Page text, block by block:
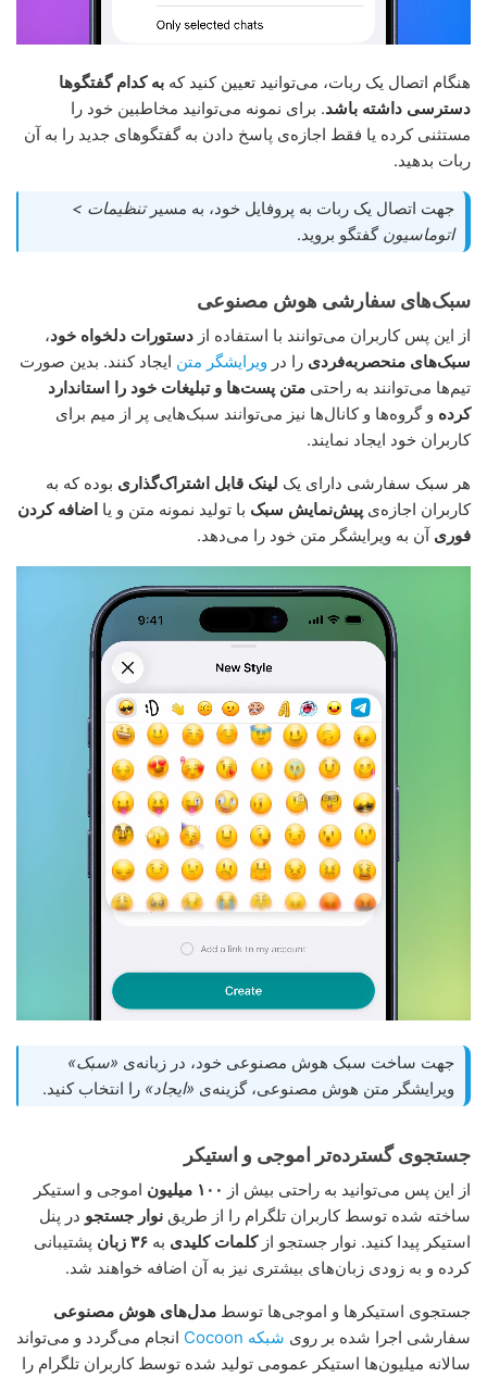
هنگام اتصال یک ربات، می‌توانید تعیین کنید که به کدام گفتگوها
دسترسی داشته باشد. برای نمونه می‌توانید مخاطبین خود را
مستثنی کرده یا فقط اجازه‌ی پاسخ دادن به گفتگوهای جدید را به آن
ربات بدهید.
جهت اتصال یک ربات به پروفایل خود، به مسیرتنظیمات >
اتوماسیون گفتگو بروید.
سبک‌های سفارشی هوش مصنوعی
از این پس کاربران می‌توانند با استفاده از دستورات دلخواه خود،
سبک‌های منحصربه‌فردی را در ویرایشگر متن ایجاد کنند. بدین صورت
تیم‌ها می‌توانند به راحتی متن پست‌ها و تبلیغات خود را استاندارد
کرده و گروه‌ها و کانال‌ها نیز می‌توانند سبک‌هایی پر از میم برای
کاربران خود ایجاد نمایند.
هر سبک سفارشی دارای یک لینک قابل اشتراک‌گذاری بوده که به
کاربران اجازه‌ی پیش‌نمایش سبک با تولید نمونه متن و یا اضافه کردن
فوری آن به ویرایشگر متن خود را می‌دهد.
جهت ساخت سبک هوش مصنوعی خود، در زبانه‌ی «سبک»
ویرایشگر متن هوش مصنوعی، گزینه‌ی «ایجاد» را انتخاب کنید.
جستجوی گسترده‌تر اموجی و استیکر
از این پس می‌توانید به راحتی بیش از ١۰۰ میلیون
اموجی و استیکر
ساخته شده توسط کاربران تلگرام را از طریق نوار جستجو در پنل
استیکر پیدا کنید. نوار جستجو ازکلمات کلیدی به ۳۶ زبان
پشتیبانی
کرده و به زودی زبان‌های بیشتری نیز به آن اضافه خواهند شد.
جستجوی استیکرها و اموجی‌ها توسط مدل‌های هوش مصنوعی
سفارشی اجرا شده بر روی شبکه Cocoon
انجام می‌گردد و می‌تواند
سالانه میلیون‌ها استیکر عمومی تولید شده توسط کاربران تلگرام را